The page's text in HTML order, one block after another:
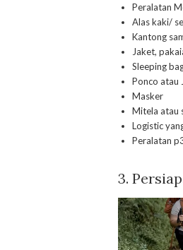
Peralatan
Alas kaki/
Kantong
Jaket,
Sleeping
Ponco atau
Masker
Mitela atau
Logistic
Peralatan
3.